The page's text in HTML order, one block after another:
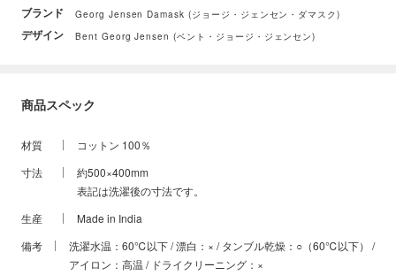
ブランド Georg Jensen Damask (ジョージ・ジェンセン・ダマスク)
デザイン Bent Georg Jensen (ベント・ジョージ・ジェンセン)
商品スペック
材質
コットン 100％
寸法
約500×400mm
表記は洗濯後の寸法です。
生産
Made in India
備考
洗濯水温：60℃以下 / 漂白：× / タンブル乾燥：○（60℃以下） /
アイロン：高温 / ドライクリーニング：×